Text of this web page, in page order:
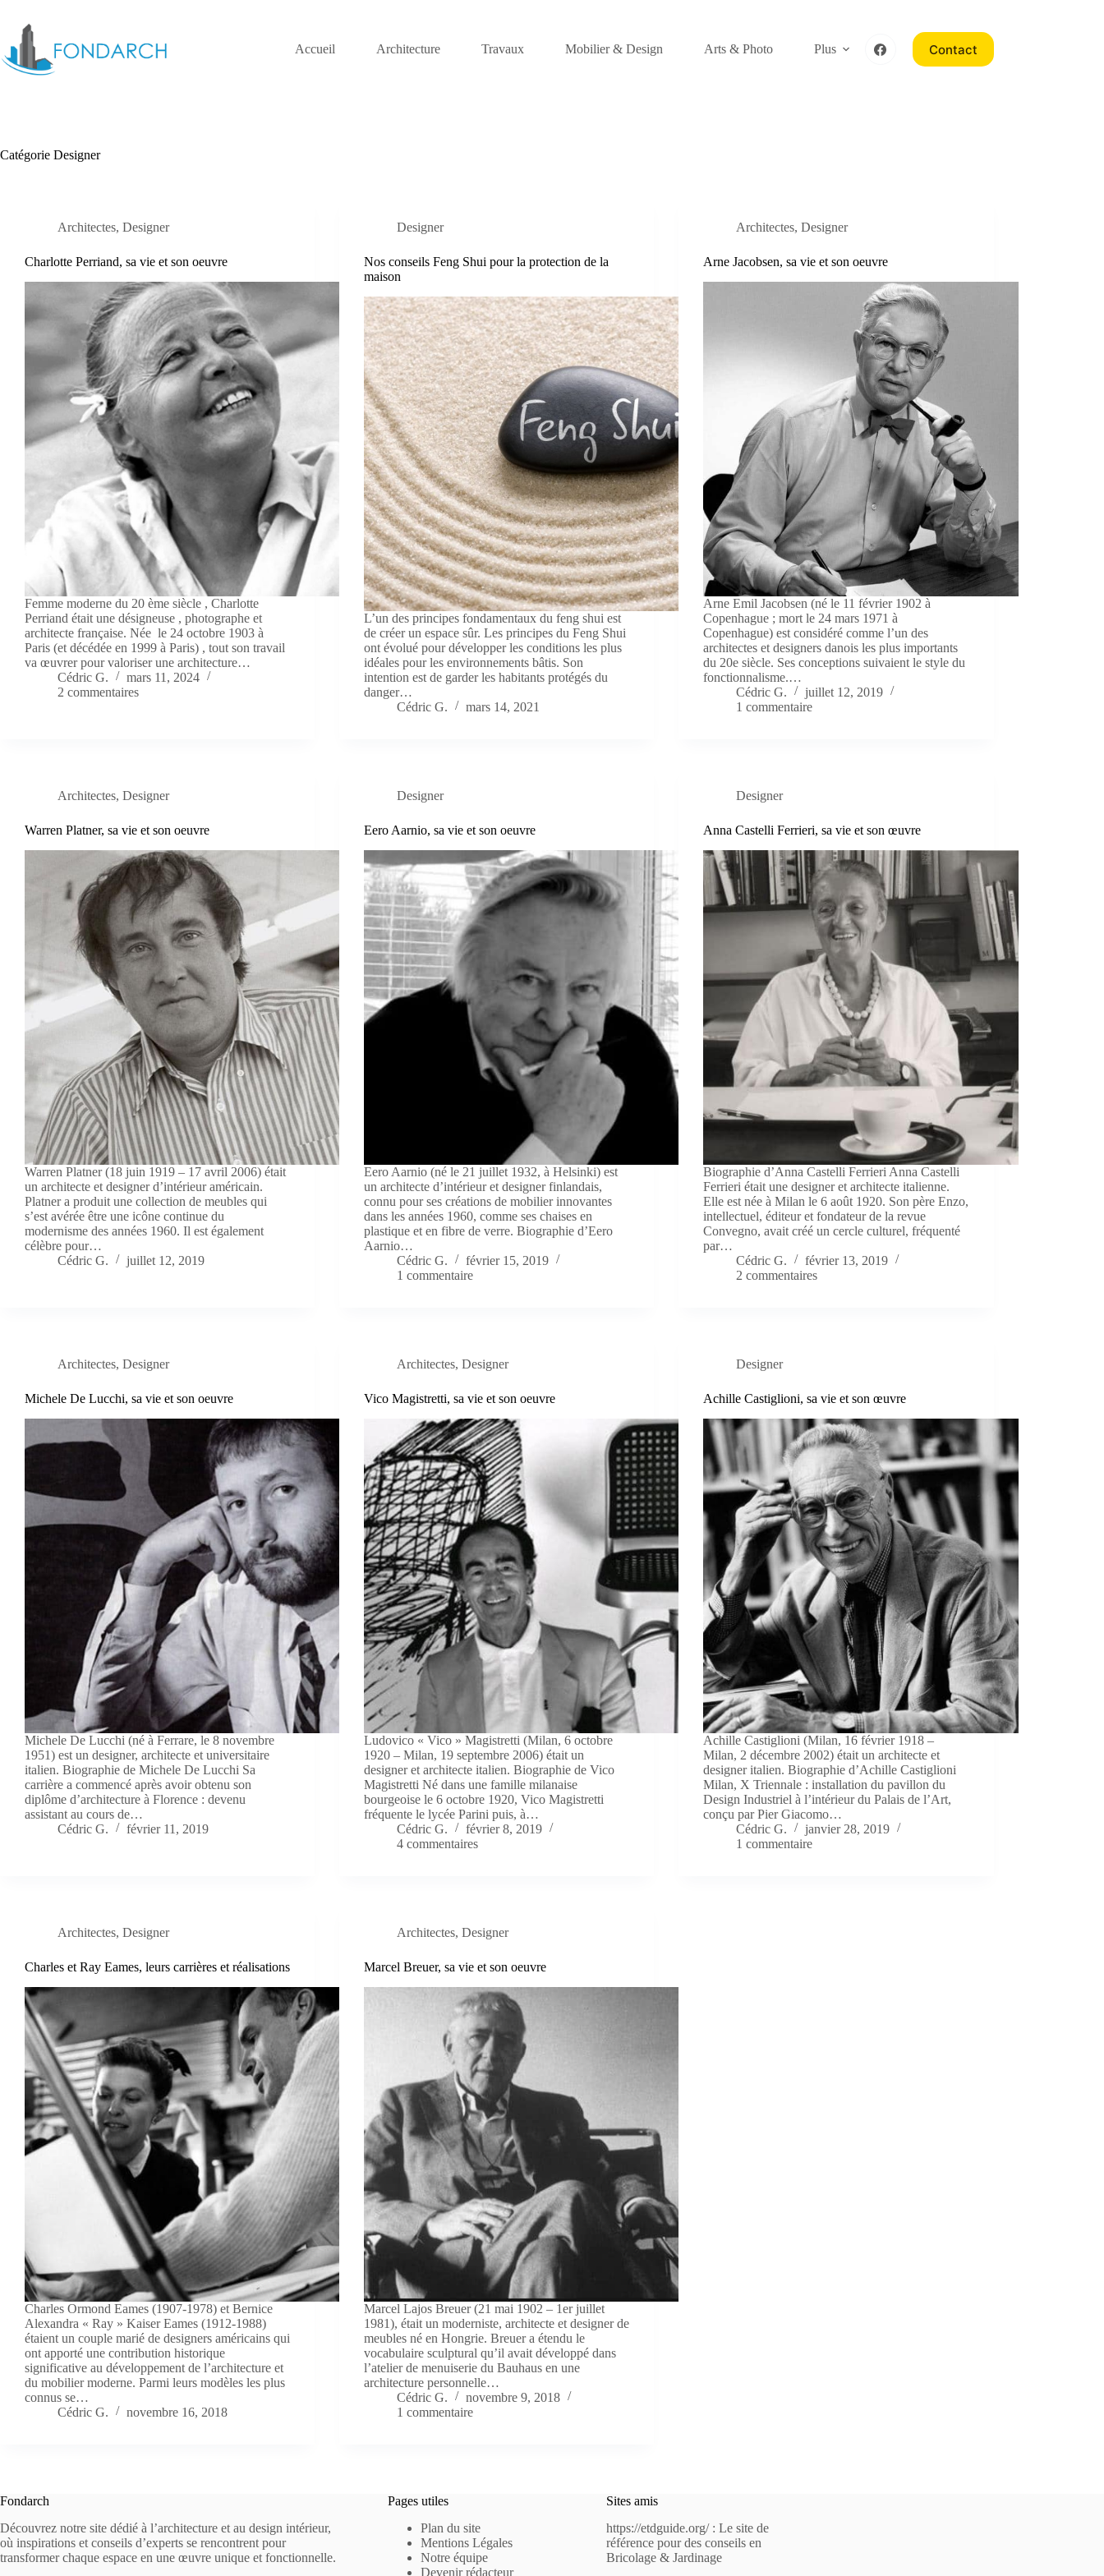
contenu
Accueil
Architecture Travaux Mobilier & Design Arts & Photo Plus Contact
Catégorie Designer
Architectes, Designer
Charlotte Perriand, sa vie et son oeuvre
Femme moderne du 20 ème siècle , Charlotte
Perriand était une désigneuse , photographe et
architecte française. Née le 24 octobre 1903 à
Paris (et décédée en 1999 à Paris) , tout son travail
va œuvrer pour valoriser une architecture…
Cédric G.
mars 11, 2024
2 commentaires
Designer
Nos conseils Feng Shui pour la protection de la
maison
L’un des principes fondamentaux du feng shui est
de créer un espace sûr. Les principes du Feng Shui
ont évolué pour développer les conditions les plus
idéales pour les environnements bâtis. Son
intention est de garder les habitants protégés du
danger…
Cédric G.
mars 14, 2021
Architectes,Designer
Arne Jacobsen, sa vie et son oeuvre
Arne Emil Jacobsen (né le 11 février 1902 à
Copenhague ; mort le 24 mars 1971 à
Copenhague) est considéré comme l’un des
architectes et designers danois les plus importants
du 20e siècle. Ses conceptions suivaient le style du
fonctionnalisme.…
Cédric G.
juillet 12, 2019
1 commentaire
Architectes, Designer
Warren Platner, sa vie et son oeuvre
Warren Platner (18 juin 1919 – 17 avril 2006) était
un architecte et designer d’intérieur américain.
Platner a produit une collection de meubles qui
s’est avérée être une icône continue du
modernisme des années 1960. Il est également
célèbre pour…
Cédric G.
juillet 12, 2019
Designer
Eero Aarnio, sa vie et son oeuvre
Eero Aarnio (né le 21 juillet 1932, à Helsinki) est
un architecte d’intérieur et designer finlandais,
connu pour ses créations de mobilier innovantes
dans les années 1960, comme ses chaises en
plastique et en fibre de verre. Biographie d’Eero
Aarnio…
Cédric G.
février 15, 2019
1 commentaire
Designer
Anna Castelli Ferrieri, sa vie et son œuvre
Biographie d’Anna Castelli Ferrieri Anna Castelli
Ferrieri était une designer et architecte italienne.
Elle est née à Milan le 6 août 1920. Son père Enzo,
intellectuel, éditeur et fondateur de la revue
Convegno, avait créé un cercle culturel, fréquenté
par…
Cédric G.
février 13, 2019
2 commentaires
Architectes, Designer
Michele De Lucchi, sa vie et son oeuvre
Michele De Lucchi (né à Ferrare, le 8 novembre
1951) est un designer, architecte et universitaire
italien. Biographie de Michele De Lucchi Sa
carrière a commencé après avoir obtenu son
diplôme d’architecture à Florence : devenu
assistant au cours de…
Cédric G.
février 11, 2019
Architectes,Designer
Vico Magistretti, sa vie et son oeuvre
Ludovico « Vico » Magistretti (Milan, 6 octobre
1920 – Milan, 19 septembre 2006) était un
designer et architecte italien. Biographie de Vico
Magistretti Né dans une famille milanaise
bourgeoise le 6 octobre 1920, Vico Magistretti
fréquente le lycée Parini puis, à…
Cédric G.
février 8, 2019
4 commentaires
Designer
Achille Castiglioni, sa vie et son œuvre
Achille Castiglioni (Milan, 16 février 1918 –
Milan, 2 décembre 2002) était un architecte et
designer italien. Biographie d’Achille Castiglioni
Milan, X Triennale : installation du pavillon du
Design Industriel à l’intérieur du Palais de l’Art,
conçu par Pier Giacomo…
Cédric G.
janvier 28, 2019
1 commentaire
Architectes, Designer
Charles et Ray Eames, leurs carrières et réalisations
Charles Ormond Eames (1907-1978) et Bernice
Alexandra « Ray » Kaiser Eames (1912-1988)
étaient un couple marié de designers américains qui
ont apporté une contribution historique
significative au développement de l’architecture et
du mobilier moderne. Parmi leurs modèles les plus
connus se…
Cédric G.
novembre 16, 2018
Architectes,Designer
Marcel Breuer, sa vie et son oeuvre
Marcel Lajos Breuer (21 mai 1902 – 1er juillet
1981), était un moderniste, architecte et designer de
meubles né en Hongrie. Breuer a étendu le
vocabulaire sculptural qu’il avait développé dans
l’atelier de menuiserie du Bauhaus en une
architecture personnelle…
Cédric G.
novembre 9, 2018
1 commentaire
Fondarch
Découvrez notre site dédié à l’architecture et au design intérieur,
où inspirations et conseils d’experts se rencontrent pour
transformer chaque espace en une œuvre unique et fonctionnelle.
Pages utiles
Plan du site
Mentions Légales
Notre équipe
Devenir rédacteur
Sites amis
https://etdguide.org/: Le site de
référence pour des conseils en
Bricolage & Jardinage